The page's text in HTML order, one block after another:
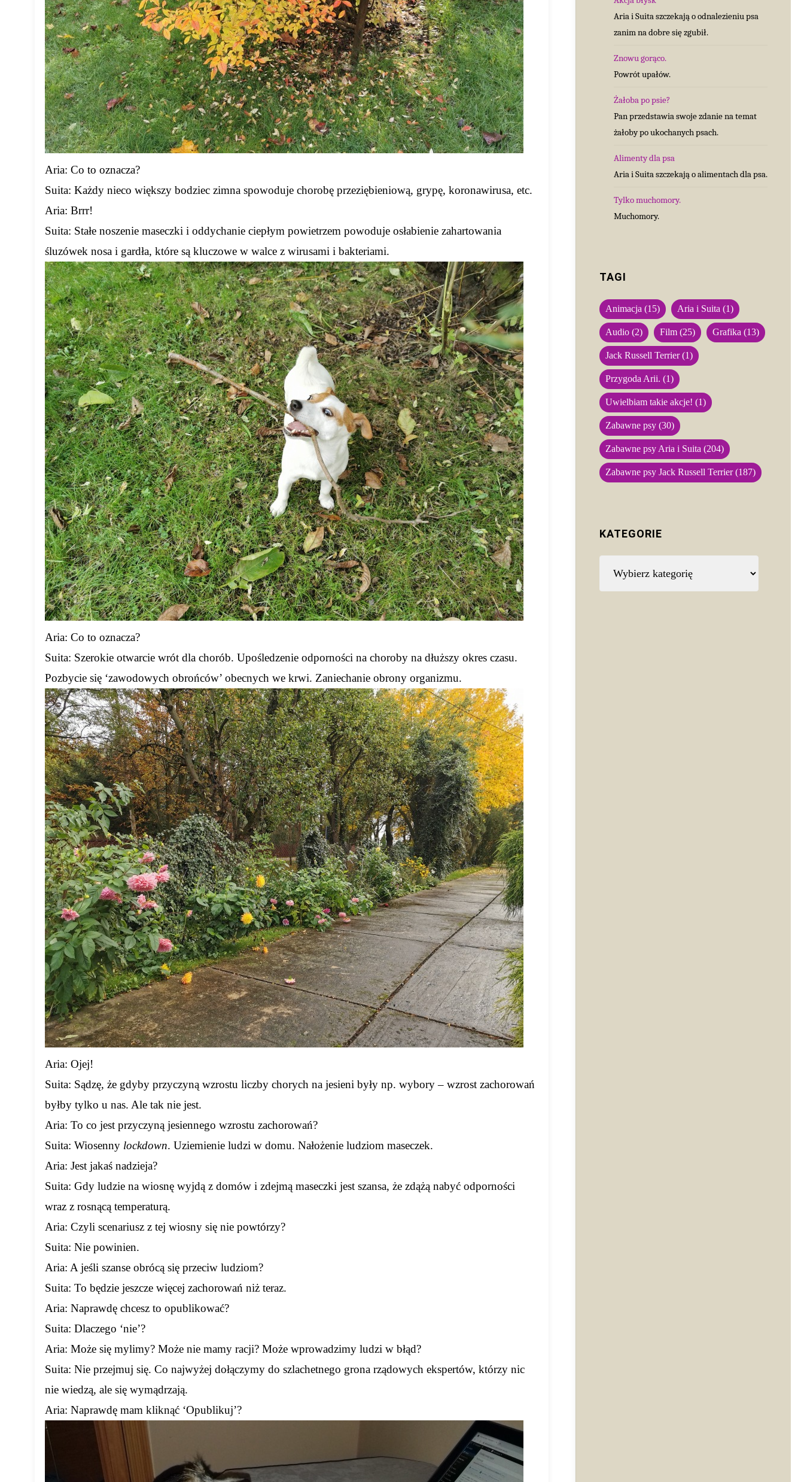
Aria: Co to oznacza?
Suita: Każdy nieco większy bodziec zimna spowoduje chorobę przeziębieniową, grypę, koronawirusa, etc.
Aria: Brrr!
Suita: Stałe noszenie maseczki i oddychanie ciepłym powietrzem powoduje osłabienie zahartowania
śluzówek nosa i gardła, które są kluczowe w walce z wirusami i bakteriami.
Aria: Co to oznacza?
Suita: Szerokie otwarcie wrót dla chorób. Upośledzenie odporności na choroby na dłuższy okres czasu.
Pozbycie się ‘zawodowych obrońców’ obecnych we krwi. Zaniechanie obrony organizmu.
Aria: Ojej!
Suita: Sądzę, że gdyby przyczyną wzrostu liczby chorych na jesieni były np. wybory – wzrost zachorowań
byłby tylko u nas. Ale tak nie jest.
Aria: To co jest przyczyną jesiennego wzrostu zachorowań?
Suita: Wiosenny lockdown. Uziemienie ludzi w domu. Nałożenie ludziom maseczek.
Aria: Jest jakaś nadzieja?
Suita: Gdy ludzie na wiosnę wyjdą z domów i zdejmą maseczki jest szansa, że zdążą nabyć odporności
wraz z rosnącą temperaturą.
Aria: Czyli scenariusz z tej wiosny się nie powtórzy?
Suita: Nie powinien.
Aria: A jeśli szanse obrócą się przeciw ludziom?
Suita: To będzie jeszcze więcej zachorowań niż teraz.
Aria: Naprawdę chcesz to opublikować?
Suita: Dlaczego ‘nie’?
Aria: Może się mylimy? Może nie mamy racji? Może wprowadzimy ludzi w błąd?
Suita: Nie przejmuj się. Co najwyżej dołączymy do szlachetnego grona rządowych ekspertów, którzy nic
nie wiedzą, ale się wymądrzają.
Aria: Naprawdę mam kliknąć ‘Opublikuj’?
Aria i Suita szczekają o odnalezieniu psa
zanim na dobre się zgubił.
Znowu gorąco.
Powrót upałów.
Żałoba po psie?
Pan przedstawia swoje zdanie na temat
żałoby po ukochanych psach.
Alimenty dla psa
Aria i Suita szczekają o alimentach dla psa.
Tylko muchomory.
Muchomory.
TAGI
Animacja (15) Aria i Suita (1)
Audio (2) Film (25) Grafika (13)
Jack Russell Terrier(1)
Przygoda Arii. (1)
Uwielbiam takie akcje! (1)
Zabawne psy (30)
Zabawne psy Aria i Suita (204)
Zabawne psy Jack Russell Terrier(187)
KATEGORIE